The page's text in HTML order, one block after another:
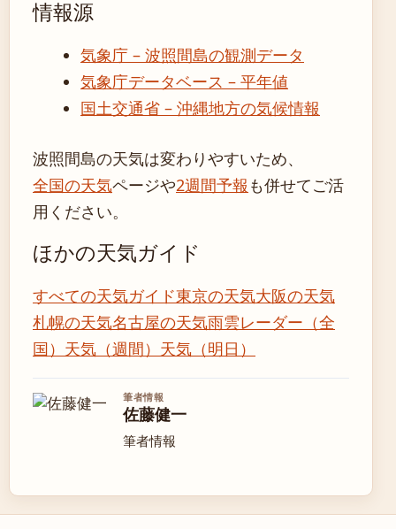
情報源
気象庁 – 波照間島の観測データ
気象庁データベース – 平年値
国土交通省 – 沖縄地方の気候情報
波照間島の天気は変わりやすいため、
全国の天気ページや2週間予報 も併せてご活
用ください。
ほかの天気ガイド
すべての天気ガイド東京の天気大阪の天気
札幌の天気名古屋の天気雨雲レーダー（全
国） 天気（週間） 天気（明日）
筆者情報
佐藤健一
筆者情報